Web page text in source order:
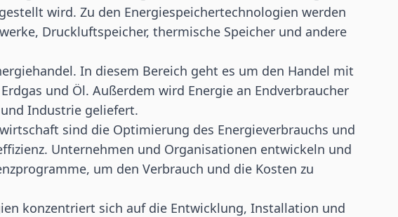
wird. Zu den Energiespeichertechnologien werden
Druckluftspeicher, thermische Speicher und andere
In diesem Bereich geht es um den Handel mit
und Öl. Außerdem wird Energie an Endverbraucher
Industrie geliefert.
sind die Optimierung des Energieverbrauchs und
Unternehmen und Organisationen entwickeln und
um den Verbrauch und die Kosten zu
konzentriert sich auf die Entwicklung, Installation und